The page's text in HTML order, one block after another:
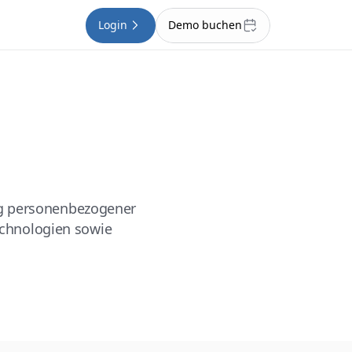
Login Demo buchen
sowie